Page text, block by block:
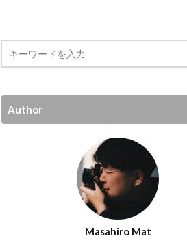
Author
Masahiro Mat